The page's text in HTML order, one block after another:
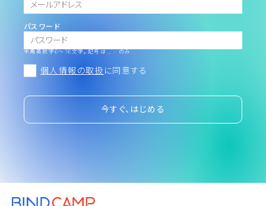
パスワード
半角英数字6～16文字。記号は _ - のみ
個人情報の取扱 に同意する
今すぐ、はじめる